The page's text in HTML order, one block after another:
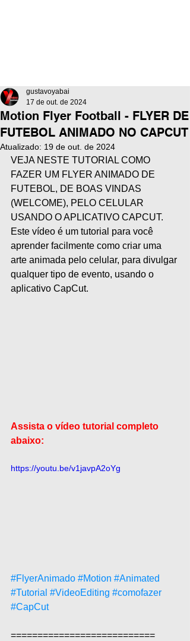
Motion Flyer Football - FLYER DE
FUTEBOL ANIMADO NO CAPCUT
gustavoyabai
17 de out. de 2024
Atualizado: 19 de out. de 2024
VEJA NESTE TUTORIAL COMO
FAZER UM FLYER ANIMADO DE
FUTEBOL, DE BOAS VINDAS
(WELCOME), PELO CELULAR
USANDO O APLICATIVO CAPCUT.
Este vídeo é um tutorial para você
aprender facilmente como criar uma
arte animada pelo celular, para divulgar
qualquer tipo de evento, usando o
aplicativo CapCut.
Assista o vídeo tutorial completo
abaixo:
https://youtu.be/v1javpA2oYg
#FlyerAnimado #Motion #Animated
#Tutorial #VideoEditing #comofazer
#CapCut
===========================